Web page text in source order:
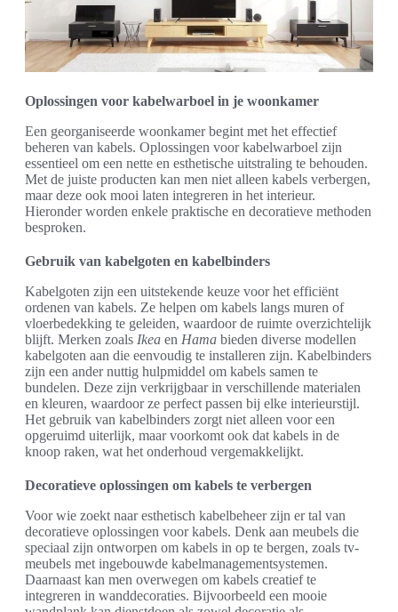
Oplossingen voor kabelwarboel in je woonkamer
Een georganiseerde woonkamer begint met het effectief
beheren van kabels. Oplossingen voor kabelwarboel zijn
essentieel om een nette en esthetische uitstraling te behouden.
Met de juiste producten kan men niet alleen kabels verbergen,
maar deze ook mooi laten integreren in het interieur.
Hieronder worden enkele praktische en decoratieve methoden
besproken.
Gebruik van kabelgoten en kabelbinders
Kabelgoten zijn een uitstekende keuze voor het efficiënt
ordenen van kabels. Ze helpen om kabels langs muren of
vloerbedekking te geleiden, waardoor de ruimte overzichtelijk
blijft. Merken zoals Ikea en Hama bieden diverse modellen
kabelgoten aan die eenvoudig te installeren zijn. Kabelbinders
zijn een ander nuttig hulpmiddel om kabels samen te
bundelen. Deze zijn verkrijgbaar in verschillende materialen
en kleuren, waardoor ze perfect passen bij elke interieurstijl.
Het gebruik van kabelbinders zorgt niet alleen voor een
opgeruimd uiterlijk, maar voorkomt ook dat kabels in de
knoop raken, wat het onderhoud vergemakkelijkt.
Decoratieve oplossingen om kabels te verbergen
Voor wie zoekt naar esthetisch kabelbeheer zijn er tal van
decoratieve oplossingen voor kabels. Denk aan meubels die
speciaal zijn ontworpen om kabels in op te bergen, zoals tv-
meubels met ingebouwde kabelmanagementsystemen.
Daarnaast kan men overwegen om kabels creatief te
integreren in wanddecoraties. Bijvoorbeeld een mooie